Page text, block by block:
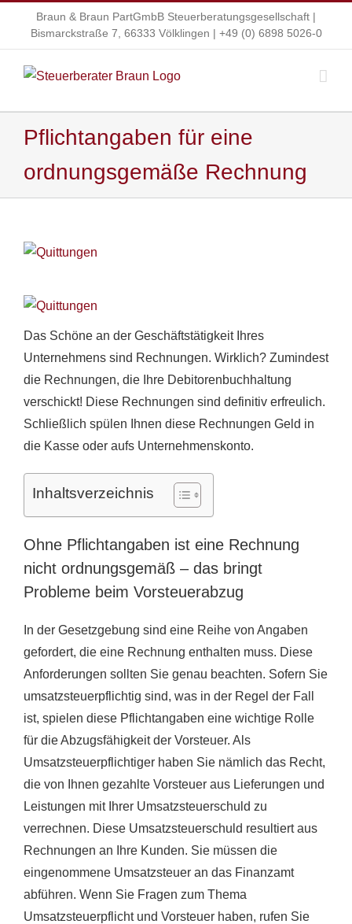
springen
Braun & Braun PartGmbB Steuerberatungsgesellschaft |
Bismarckstraße 7, 66333 Völklingen | +49 (0) 6898 5026-0
Pflichtangaben für eine
ordnungsgemäße Rechnung
Zeige
Bild
Das Schöne an der Geschäftstätigkeit Ihres
Unternehmens sind Rechnungen. Wirklich? Zumindest
die Rechnungen, die Ihre Debitorenbuchhaltung
verschickt! Diese Rechnungen sind definitiv erfreulich.
Schließlich spülen Ihnen diese Rechnungen Geld in
die Kasse oder aufs Unternehmenskonto.
Inhaltsverzeichnis
Ohne Pflichtangaben ist eine Rechnung
nicht ordnungsgemäß – das bringt
Probleme beim Vorsteuerabzug
In der Gesetzgebung sind eine Reihe von Angaben
gefordert, die eine Rechnung enthalten muss. Diese
Anforderungen sollten Sie genau beachten. Sofern Sie
umsatzsteuerpflichtig sind, was in der Regel der Fall
ist, spielen diese Pflichtangaben eine wichtige Rolle
für die Abzugsfähigkeit der Vorsteuer. Als
Umsatzsteuerpflichtiger haben Sie nämlich das Recht,
die von Ihnen gezahlte Vorsteuer aus Lieferungen und
Leistungen mit Ihrer Umsatzsteuerschuld zu
verrechnen. Diese Umsatzsteuerschuld resultiert aus
Rechnungen an Ihre Kunden. Sie müssen die
eingenommene Umsatzsteuer an das Finanzamt
abführen. Wenn Sie Fragen zum Thema
Umsatzsteuerpflicht und Vorsteuer haben, rufen Sie